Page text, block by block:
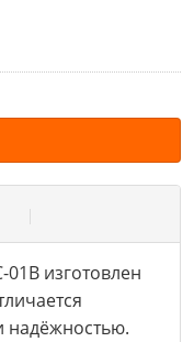
изготовлен
надёжностью.